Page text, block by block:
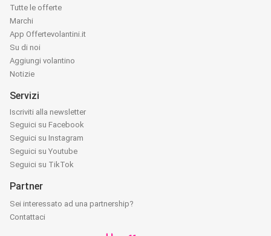
Tutte le offerte
Marchi
App Offertevolantini.it
Su di noi
Aggiungi volantino
Notizie
Servizi
Iscriviti alla newsletter
Seguici su Facebook
Seguici su Instagram
Seguici su Youtube
Seguici su TikTok
Partner
Sei interessato ad una partnership?
Contattaci